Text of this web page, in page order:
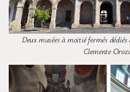
Deux musées à moitié fermés
Clemente